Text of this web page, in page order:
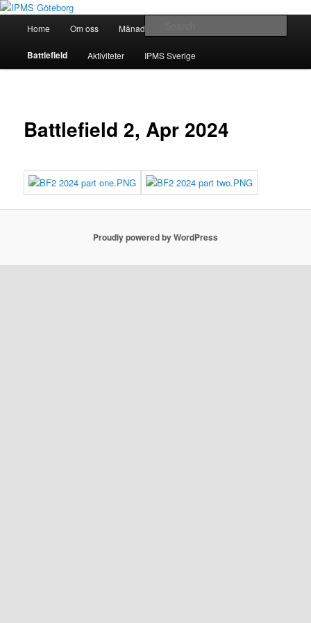
Skip
primary
contentIPMS Göteborg
Modellbygge i Väst
Home Om oss Månadsmöten
Battlefield Aktiviteter IPMS Sverige
Battlefield 2, Apr 2024
Proudly powered by WordPress